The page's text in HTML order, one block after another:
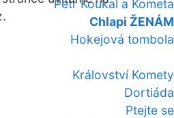
Petr Koukal a Kometa
Chlapi ŽENÁM
Hokejová tombola
Království Komety
Dortiáda
Ptejte se